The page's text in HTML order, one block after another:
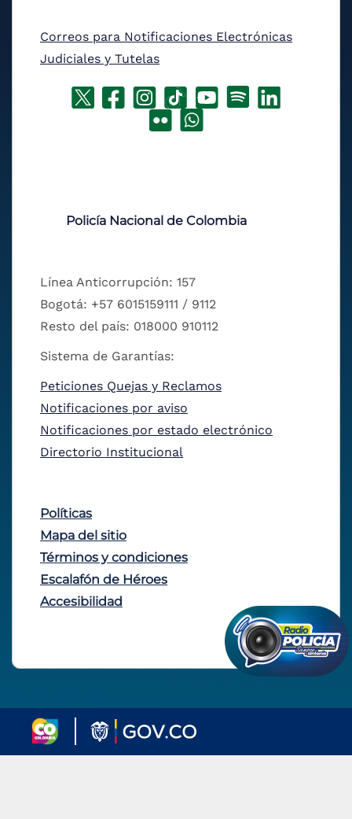
Correos para Notificaciones Electrónicas
Judiciales y Tutelas
Policía Nacional de Colombia
Línea Anticorrupción: 157
Bogotá: +57 6015159111 / 9112
Resto del país: 018000 910112
Sistema de Garantías:
Peticiones Quejas y Reclamos
Notificaciones por aviso
Notificaciones por estado electrónico
Directorio Institucional
Políticas
Mapa del sitio
Términos y condiciones
Escalafón de Héroes
Accesibilidad